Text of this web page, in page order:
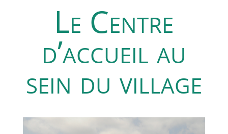
Le Centre
d’accueil au
sein du village